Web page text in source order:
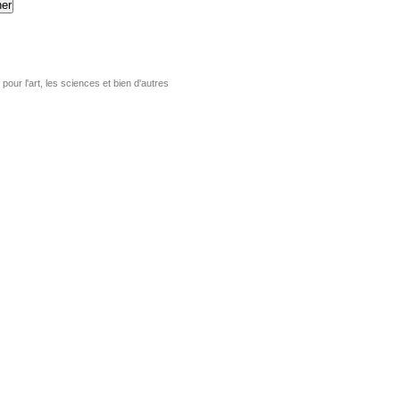
pour l'art, les sciences et bien d'autres